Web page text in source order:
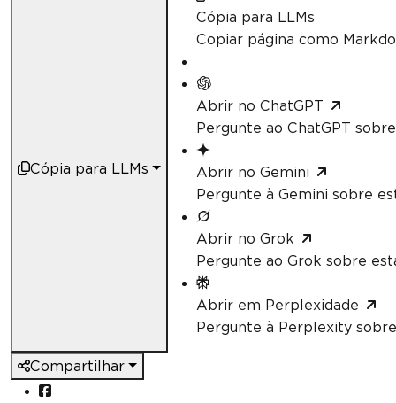
Cópia para LLMs
Cópia para LLMs
Copiar página como
Abrir no ChatGPT
Pergunte ao ChatGPT
Abrir no Gemini
Pergunte à Gemini sobre
Abrir no Grok
Pergunte ao Grok sobre
Abrir em Perplexidade
Pergunte à Perplexity
Compartilhar